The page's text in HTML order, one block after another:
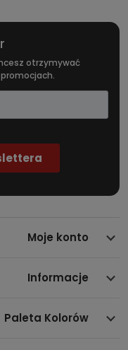
otrzymywać
Moje konto
Informacje
Paleta Kolorów